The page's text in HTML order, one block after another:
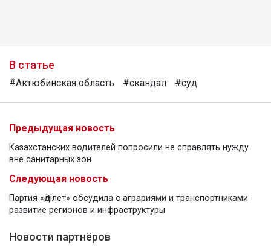
В статье
#Актюбинская область #скандал #суд
Предыдущая новость
Казахстанских водителей попросили не справлять нужду
вне санитарных зон
Следующая новость
Партия «Әділет» обсудила с аграриями и транспортниками
развитие регионов и инфраструктуры